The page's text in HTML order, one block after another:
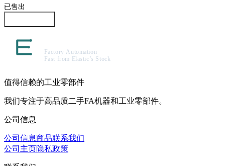
已售出
值得信赖的工业零部件
我们专注于高品质二手FA机器和工业零部件。
公司信息
公司信息商品联系我们
公司主页隐私政策